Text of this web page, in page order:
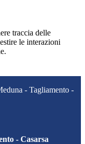
traccia delle
le interazioni
- Tagliamento -
- Casarsa